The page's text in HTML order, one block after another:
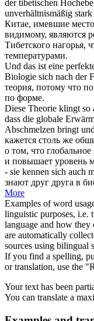
der tibetischen
unverhältnismäßig stark
Китае, имевшие
видимому, являются
Тибетского
температурами.
Und das ist eine
Biologie sich nach der
теория, потому что
по форме.
Diese Theorie klingt so
dass die globale
Abschmelzen bringt
кажется столь же
о том, что
и повышает уровень
- sie kennen sich auch
знают друг друга в
More
Examples of word
linguistic purposes, i.e.
language and how they
are automatically
sources using bilingual
If you find a spelling,
or translation, use the
Your text has been
You can translate a